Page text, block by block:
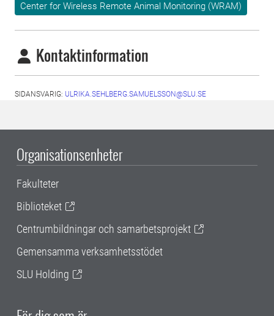
Center for Wireless Remote Animal Monitoring (WRAM)
Kontaktinformation
SIDANSVARIG: ULRIKA.SEHLBERG.SAMUELSSON@SLU.SE
Organisationsenheter
Fakulteter
Biblioteket
Centrumbildningar och samarbetsprojekt
Gemensamma verksamhetsstödet
SLU Holding